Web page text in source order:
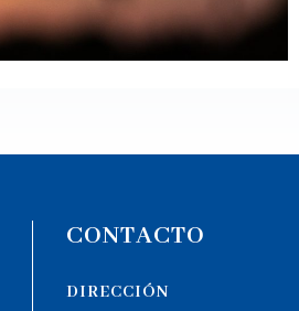
CONTACTO
DIRECCIÓN